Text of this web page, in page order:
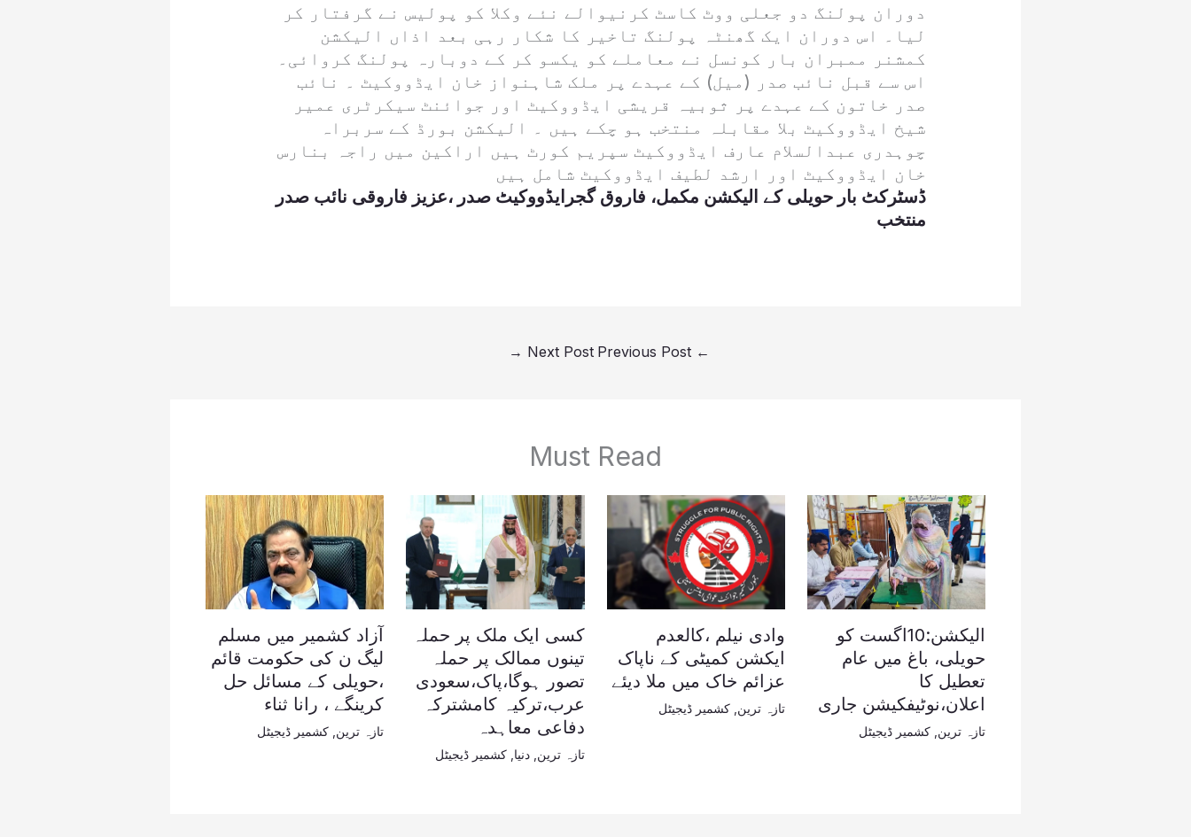
دوران پولنگ دو جعلی ووٹ کاسٹ کرنیوالے نئے وکلا کو پولیس نے گرفتار کر
لیا۔ اس دوران ایک گھنٹہ پولنگ تاخیر کا شکار رہی بعد اذاں الیکشن
کمشنر ممبران بار کونسل نے معاملے کو یکسو کر کے دوبارہ پولنگ کروائی۔
اس سے قبل نائب صدر (میل) کے عہدے پر ملک شاہنواز خان ایڈووکیٹ ۔ نائب
صدر خاتون کے عہدے پر ثوبیہ قریشی ایڈووکیٹ اور جوائنٹ سیکرٹری عمیر
شیخ ایڈووکیٹ بلا مقابلہ منتخب ہو چکے ہیں ۔ الیکشن بورڈ کے سربراہ
چوہدری عبدالسلام عارف ایڈووکیٹ سپریم کورٹ ہیں اراکین میں راجہ بنارس
خان ایڈووکیٹ اور ارشد لطیف ایڈووکیٹ شامل ہیں
ڈسٹرکٹ بار حویلی کے الیکشن مکمل، فاروق گجرایڈووکیٹ صدر ،عزیز فاروقی نائب صدر
منتخب
←
Next Post
→
Must Read
الیکشن:10اگست کو
حویلی، باغ میں عام
تعطیل کا
اعلان،نوٹیفکیشن جاری
تازہ ترین کشمیر ڈیجیٹل
وادی نیلم ،کالعدم
ایکشن کمیٹی کے ناپاک
عزائم خاک میں ملا دیئے
تازہ ترین ,کشمیر ڈیجیٹل
کسی ایک ملک پر حملہ
تینوں ممالک پر حملہ
تصور ہوگا،پاک،سعودی
عرب،ترکیہ کامشترکہ
دفاعی معاہدہ
تازہ ترین ,دنیا ,کشمیر ڈیجیٹل
آزاد کشمیر میں مسلم
لیگ ن کی حکومت قائم
،حویلی کے مسائل حل
کرینگے ، رانا ثناء
تازہ ترین کشمیر ڈیجیٹل